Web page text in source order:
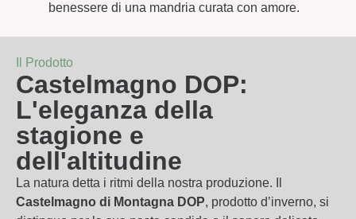
benessere di una mandria curata con amore.
Il Prodotto
Castelmagno DOP:
L'eleganza della
stagione e
dell'altitudine
La natura detta i ritmi della nostra produzione. Il
Castelmagno di Montagna DOP, prodotto d’inverno, si